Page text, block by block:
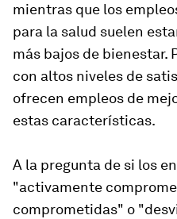
mientras que los
para la salud suelen
más bajos de bienestar.
con altos niveles de
ofrecen empleos de
estas características.
A la pregunta de si los
"activamente
comprometidas" o